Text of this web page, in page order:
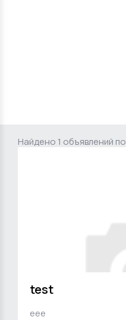
Найдено 1 объявлений
test
eee